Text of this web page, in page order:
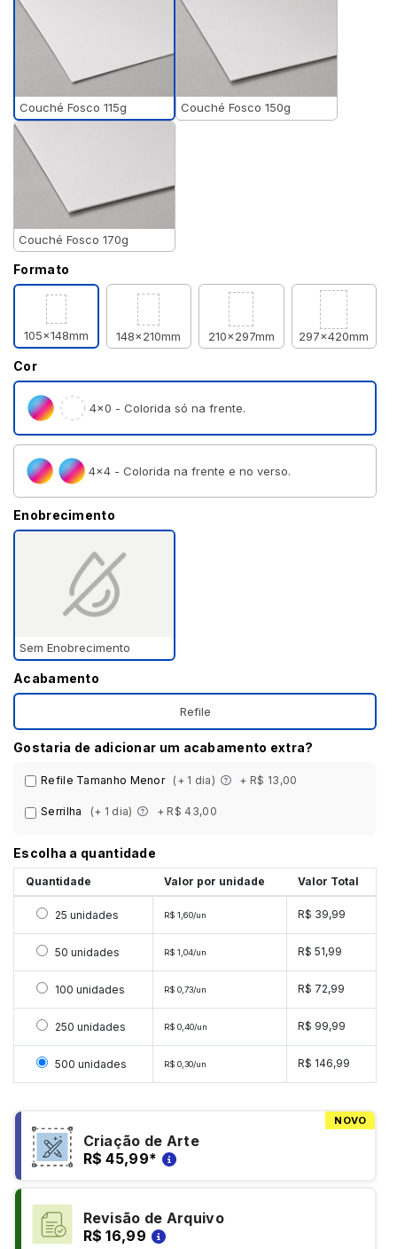
Couché Fosco 115g Couché Fosco 150g
Couché Fosco 170g
Formato
105x148mm 148x210mm 210x297mm 297x420mm
Cor
4×0 - Colorida só na frente.
4×4 - Colorida na frente e no verso.
Enobrecimento
Sem Enobrecimento
Acabamento
Refile
Gostaria de adicionar um acabamento extra?
Refile Tamanho Menor (+ 1 dia) + R$ 13,00
Serrilha (+ 1 dia) + R$ 43,00
Escolha a quantidade
Quantidade Valor por unidade Valor Total
Selecionar 25 unidades
25 unidades R$ 1,60/un R$ 39,99
Selecionar 50 unidades
50 unidades R$ 1,04/un R$ 51,99
Selecionar 100 unidades
100 unidades R$ 0,73/un R$ 72,99
Selecionar 250 unidades
250 unidades R$ 0,40/un R$ 99,99
Selecionar 500 unidades
500 unidades R$ 0,30/un R$ 146,99
NOVO
Criação de Arte
R$ 45,99*
Revisão de Arquivo
R$ 16,99